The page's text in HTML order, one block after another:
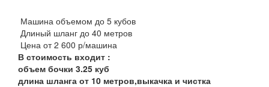
Машина объемом до 5 кубов
Длиный шланг до 40 метров
Цена от 2 600 р/машина
В стоимость входит :
объем бочки 3.25 куб
длина шланга от 10 метров,выкачка и чистка